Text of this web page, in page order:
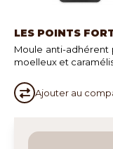
LES POINTS
Moule anti-adhérent
moelleux et
Ajouter au